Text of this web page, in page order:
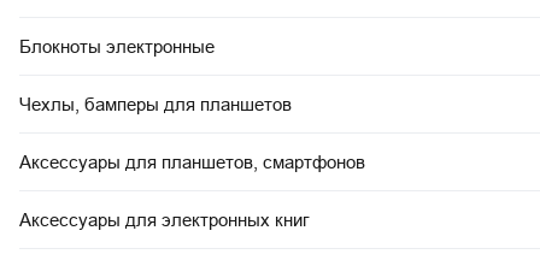
Блокноты электронные
Чехлы, бамперы для планшетов
Аксессуары для планшетов, смартфонов
Аксессуары для электронных книг